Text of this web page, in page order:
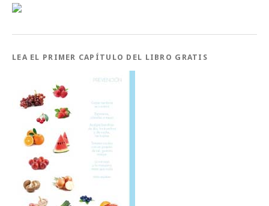
LEA EL PRIMER CAPÍTULO DEL LIBRO GRATIS